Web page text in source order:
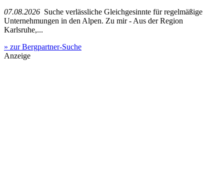
07.08.2026 Suche verlässliche Gleichgesinnte für regelmäßige
Unternehmungen in den Alpen. Zu mir - Aus der Region
Karlsruhe,...
» zur Bergpartner-Suche
Anzeige